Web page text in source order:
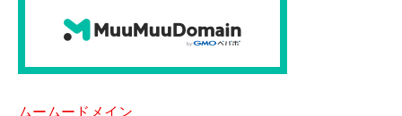
ムームードメイン